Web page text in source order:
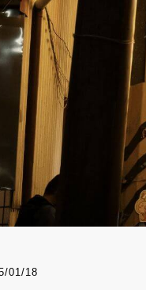
01/18